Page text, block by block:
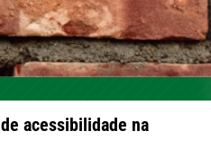
acessibilidade na